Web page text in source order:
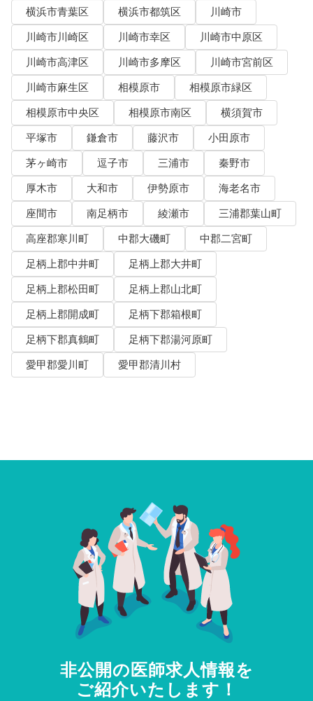
横浜市青葉区
横浜市都筑区
川崎市
川崎市川崎区
川崎市幸区
川崎市中原区
川崎市高津区
川崎市多摩区
川崎市宮前区
川崎市麻生区
相模原市
相模原市緑区
相模原市中央区
相模原市南区
横須賀市
平塚市
鎌倉市 藤沢市
小田原市
茅ヶ崎市
逗子市 三浦市
秦野市
厚木市
大和市 伊勢原市
海老名市
座間市
南足柄市 綾瀬市
三浦郡葉山町
高座郡寒川町
中郡大磯町
中郡二宮町
足柄上郡中井町
足柄上郡大井町
足柄上郡松田町
足柄上郡山北町
足柄上郡開成町
足柄下郡箱根町
足柄下郡真鶴町
足柄下郡湯河原町
愛甲郡愛川町
愛甲郡清川村
非公開の医師求人情報を
ご紹介いたします！